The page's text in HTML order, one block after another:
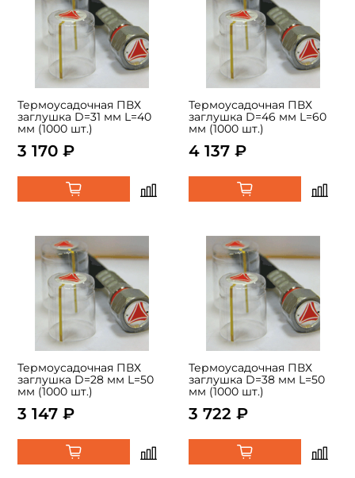
Термоусадочная ПВХ
заглушка D=31 мм L=40
мм (1000 шт.)
3 170 ₽
Термоусадочная ПВХ
заглушка D=46 мм L=60
мм (1000 шт.)
4 137 ₽
Термоусадочная ПВХ
заглушка D=28 мм L=50
мм (1000 шт.)
3 147 ₽
Термоусадочная ПВХ
заглушка D=38 мм L=50
мм (1000 шт.)
3 722 ₽